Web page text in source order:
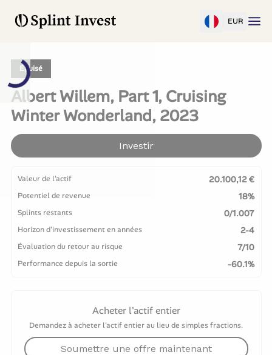
EUR
Épuisé
Albert Willem, Part 1, Cruising
Winter Wonderland, 2023
Investir
Valeur de l'actif 20.100,12 €
Potentiel de revenue 18%
Splints restants 0/1.007
Horizon d'investissement en années 2-4
Évaluation du retour au risque 7/10
Performance depuis la sortie -60.1%
Acheter l'actif entier
Demandez à acheter l'actif entier au lieu de simples fractions.
Soumettre une offre maintenant